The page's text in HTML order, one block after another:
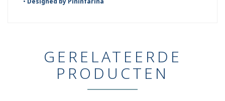
GERELATEERDE
PRODUCTEN